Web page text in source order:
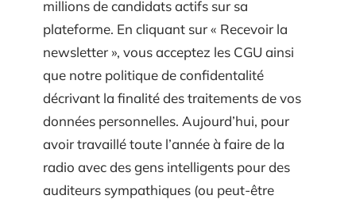
millions de candidats actifs sur sa
plateforme. En cliquant sur « Recevoir la
newsletter », vous acceptez les CGU ainsi
que notre politique de confidentalité
décrivant la finalité des traitements de vos
données personnelles. Aujourd’hui, pour
avoir travaillé toute l’année à faire de la
radio avec des gens intelligents pour des
auditeurs sympathiques (ou peut-être